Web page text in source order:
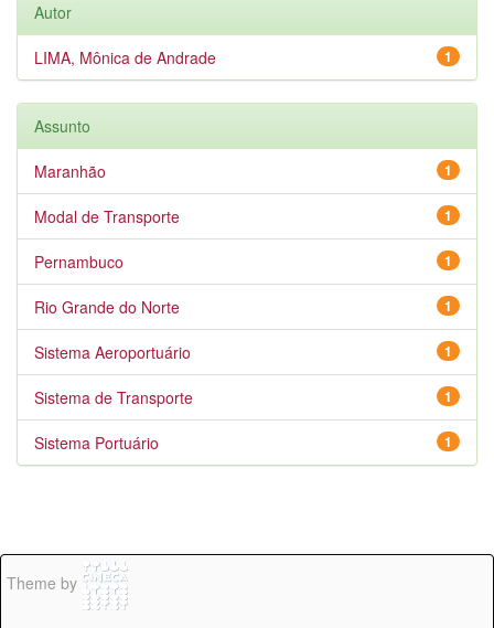
Autor
1
LIMA, Mônica de Andrade
Assunto
1
Maranhão
1
Modal de Transporte
1
Pernambuco
1
Rio Grande do Norte
1
Sistema Aeroportuário
1
Sistema de Transporte
1
Sistema Portuário
Theme by